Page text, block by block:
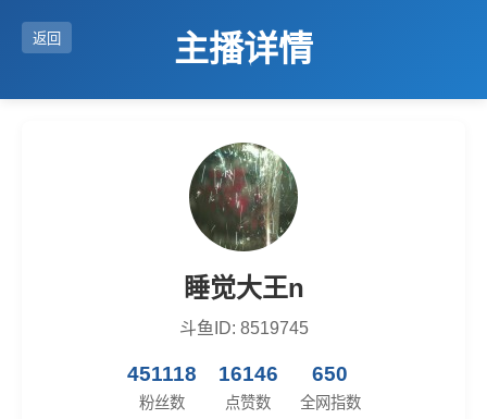
返回 主播详情
睡觉大王n
斗鱼ID: 8519745
451118
粉丝数
16146
点赞数
650
全网指数